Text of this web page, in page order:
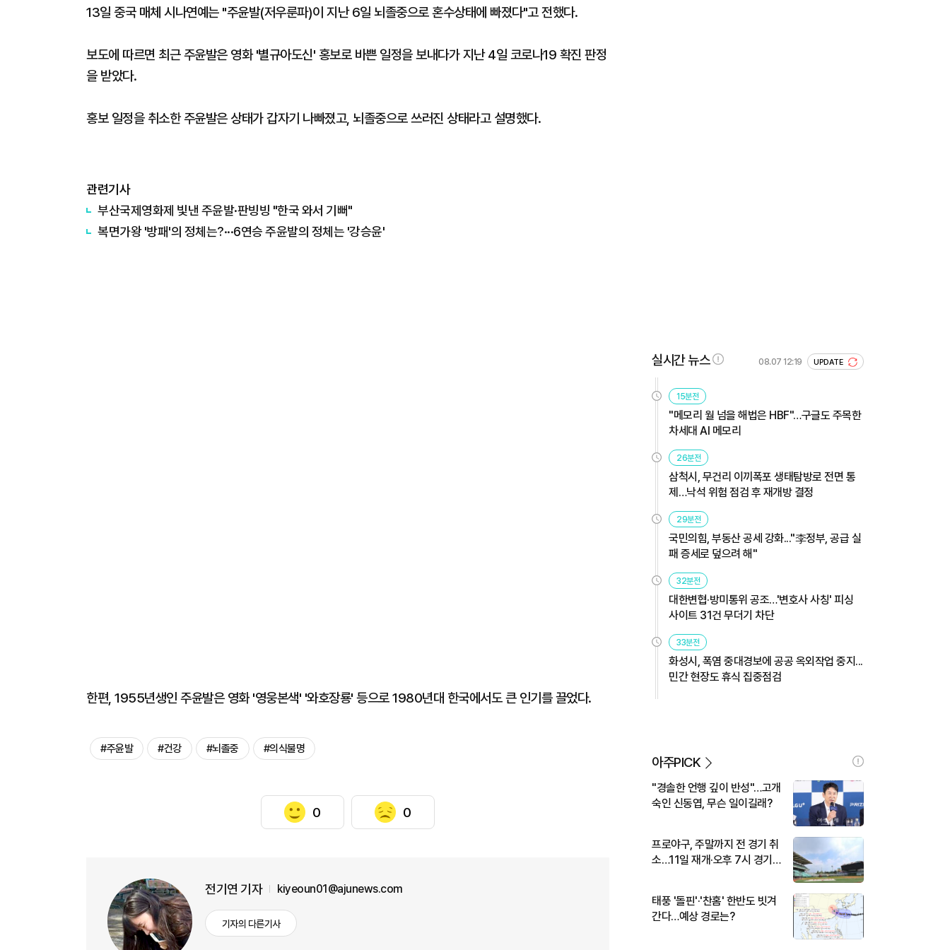
13일 중국 매체 시나연예는 "주윤발(저우룬파)이 지난 6일 뇌졸중으로 혼수상태에 빠졌다"고 전했다.
보도에 따르면 최근 주윤발은 영화 '별규아도신' 홍보로 바쁜 일정을 보내다가 지난 4일 코로나19 확진 판정
을 받았다.
홍보 일정을 취소한 주윤발은 상태가 갑자기 나빠졌고, 뇌졸중으로 쓰러진 상태라고 설명했다.
관련기사
부산국제영화제 빛낸 주윤발·판빙빙 "한국 와서 기뻐"
복면가왕 '방패'의 정체는?···6연승 주윤발의 정체는 '강승윤'
한편, 1955년생인 주윤발은 영화 '영웅본색' '와호장룡' 등으로 1980년대 한국에서도 큰 인기를 끌었다.
#주윤발 #건강 #뇌졸중 #의식불명
0 0
전기연 기자 kiyeoun01@ajunews.com
기자의 다른기사
실시간 뉴스 08.07 12:19 UPDATE
15분전
"메모리 월 넘을 해법은 HBF"…구글도 주목한
차세대 AI 메모리
26분전
삼척시, 무건리 이끼폭포 생태탐방로 전면 통
제…낙석 위험 점검 후 재개방 결정
29분전
국민의힘, 부동산 공세 강화..."李정부, 공급 실
패 증세로 덮으려 해"
32분전
대한변협·방미통위 공조…'변호사 사칭' 피싱
사이트 31건 무더기 차단
33분전
화성시, 폭염 중대경보에 공공 옥외작업 중지...
민간 현장도 휴식 집중점검
아주PICK
"경솔한 언행 깊이 반성"…고개
숙인 신동엽, 무슨 일이길래?
프로야구, 주말까지 전 경기 취
소…11일 재개·오후 7시 경기
태풍 '돌핀'·'찬홈' 한반도 빗겨
간다…예상 경로는?